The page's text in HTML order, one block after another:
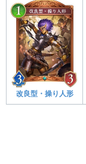
改良型・操り人形